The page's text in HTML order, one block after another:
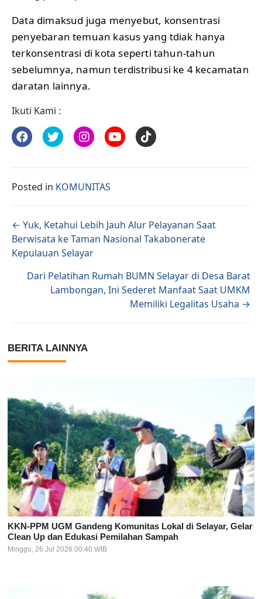
Data dimaksud juga menyebut, konsentrasi
penyebaran temuan kasus yang tdiak hanya
terkonsentrasi di kota seperti tahun-tahun
sebelumnya, namun terdistribusi ke 4 kecamatan
daratan lainnya.
Ikuti Kami :
Posted in KOMUNITAS
Posts navigation
← Yuk, Ketahui Lebih Jauh Alur Pelayanan Saat
Berwisata ke Taman Nasional Takabonerate
Kepulauan Selayar
Dari Pelatihan Rumah BUMN Selayar di Desa Barat
Lambongan, Ini Sederet Manfaat Saat UMKM
Memiliki Legalitas Usaha →
BERITA LAINNYA
KKN-PPM UGM Gandeng Komunitas Lokal di Selayar, Gelar
Clean Up dan Edukasi Pemilahan Sampah
Minggu, 26 Jul 2026 00:40 WIB